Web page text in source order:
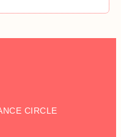
CIRCLE